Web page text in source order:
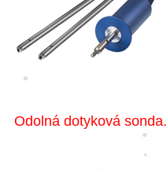
Odolná dotyková sonda.